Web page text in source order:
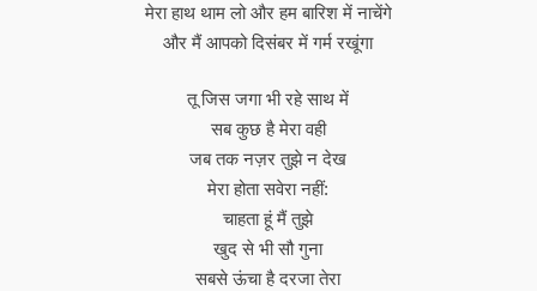
मेरा हाथ थाम लो और हम बारिश में नाचेंगे
और मैं आपको दिसंबर में गर्म रखूंगा
तू जिस जगा भी रहे साथ में
सब कुछ है मेरा वही
जब तक नज़र तुझे न देख
मेरा होता सवेरा नहीं:
चाहता हूं मैं तुझे
खुद से भी सौ गुना
सबसे ऊंचा है दरजा तेरा